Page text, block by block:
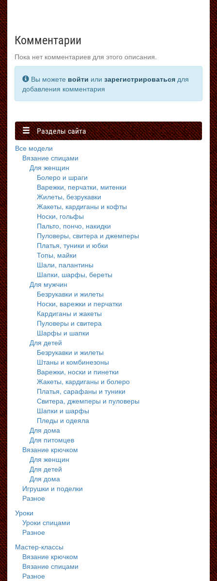
Комментарии
Пока нет комментариев для этого описания.
Вы можете войти или зарегистрироваться для
добавления комментария
Разделы сайта
Все модели
Вязание спицами
Для женщин
Болеро и шраги
Варежки, перчатки, митенки
Жилеты, безрукавки
Жакеты, кардиганы и кофты
Носки, гольфы
Пальто, пончо, накидки
Пуловеры, свитера и джемперы
Платья, туники и юбки
Топы, майки
Шали, палантины
Шапки, шарфы, береты
Для мужчин
Безрукавки и жилеты
Носки, варежки и перчатки
Кардиганы и жакеты
Пуловеры и свитера
Шарфы и шапки
Для детей
Безрукавки и жилеты
Штаны и комбинезоны
Варежки, носки и пинетки
Жакеты, кардиганы и болеро
Платья, сарафаны и туники
Свитера, джемперы и пуловеры
Шапки и шарфы
Пледы и одеяла
Для дома
Для питомцев
Вязание крючком
Для женщин
Для детей
Для дома
Игрушки и поделки
Разное
Уроки
Уроки спицами
Разное
Мастер-классы
Вязание крючком
Вязание спицами
Разное